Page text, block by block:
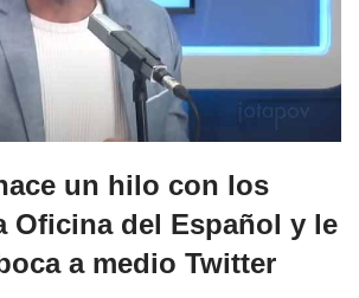
un hilo con los
Oficina del Español y le
a medio Twitter